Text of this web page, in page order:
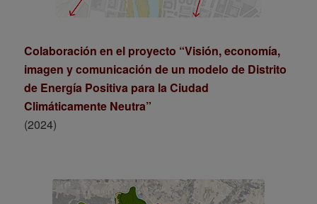
Colaboración en el proyecto “Visión, economía,
imagen y comunicación de un modelo de Distrito
de Energía Positiva para la Ciudad
Climáticamente Neutra”
(2024)